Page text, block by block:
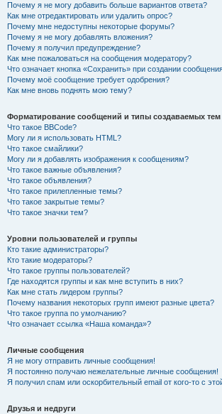
Почему я не могу добавить больше вариантов ответа?
Как мне отредактировать или удалить опрос?
Почему мне недоступны некоторые форумы?
Почему я не могу добавлять вложения?
Почему я получил предупреждение?
Как мне пожаловаться на сообщения модератору?
Что означает кнопка «Сохранить» при создании
Почему моё сообщение требует одобрения?
Как мне вновь поднять мою тему?
Форматирование сообщений и типы создаваемых тем
Что такое BBCode?
Могу ли я использовать HTML?
Что такое смайлики?
Могу ли я добавлять изображения к сообщениям?
Что такое важные объявления?
Что такое объявления?
Что такое прилепленные темы?
Что такое закрытые темы?
Что такое значки тем?
Уровни пользователей и группы
Кто такие администраторы?
Кто такие модераторы?
Что такое группы пользователей?
Где находятся группы и как мне вступить в них?
Как мне стать лидером группы?
Почему названия некоторых групп имеют разные цвета?
Что такое группа по умолчанию?
Что означает ссылка «Наша команда»?
Личные сообщения
Я не могу отправить личные сообщения!
Я постоянно получаю нежелательные личные сообщения!
Я получил спам или оскорбительный email от кого-то с
Друзья и недруги